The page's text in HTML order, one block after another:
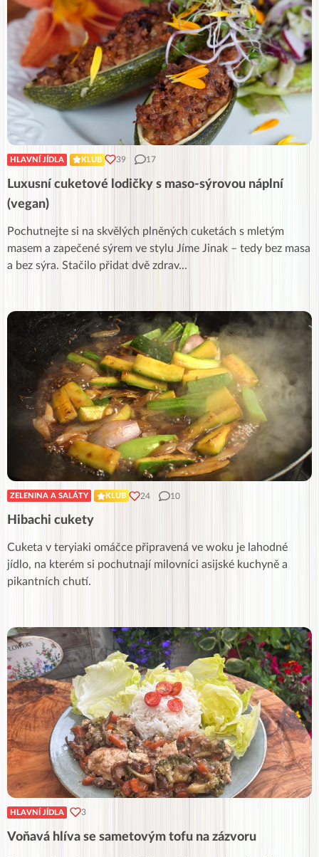
HLAVNÍ JÍDLA KLUB 39 17
Luxusní cuketové lodičky s maso-sýrovou náplní
(vegan)
Pochutnejte si na skvělých plněných cuketách s mletým
masem a zapečené sýrem ve stylu Jíme Jinak – tedy bez masa
a bez sýra. Stačilo přidat dvě zdrav...
ZELENINA A SALÁTY KLUB 24 10
Hibachi cukety
Cuketa v teryiaki omáčce připravená ve woku je lahodné
jídlo, na kterém si pochutnají milovníci asijské kuchyně a
pikantních chutí.
HLAVNÍ JÍDLA 3
Voňavá hlíva se sametovým tofu na zázvoru